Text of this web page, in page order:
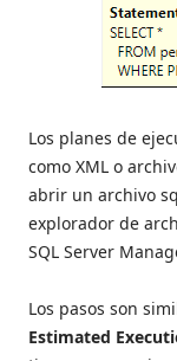
Los planes de
como XML o
abrir un archivo
explorador de
SQL Server
Los pasos son
Estimated